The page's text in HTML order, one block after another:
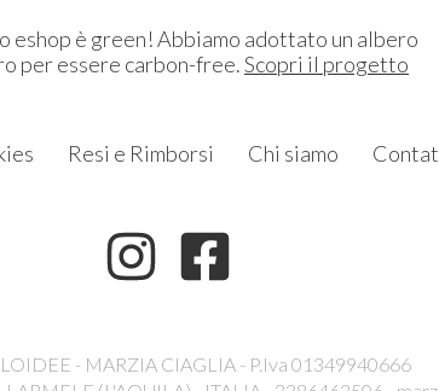
eshop è green! Abbiamo adottato un albero
per essere carbon-free.Scopri il progetto
Resi e Rimborsi Chi siamo
- MARZIA CIAGLIA - P.Iva 01349940666